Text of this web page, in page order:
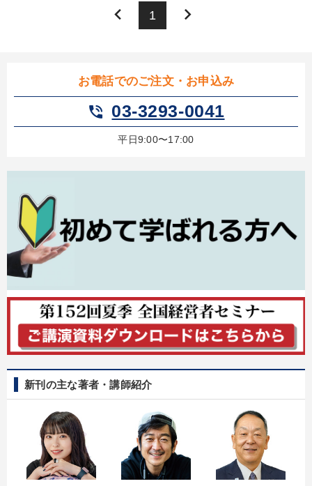
お電話でのご注文・お申込み
phone_in_talk 03-3293-0041
平日9:00〜17:00
新刊の主な著者・講師紹介
keyboard_arrow_left 1 keyboard_arrow_right